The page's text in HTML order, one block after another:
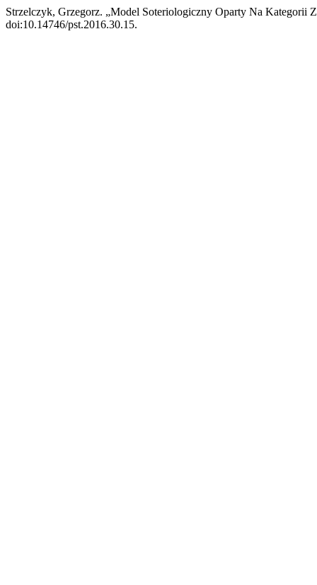
Strzelczyk, Grzegorz. „Model Soteriologiczny Oparty Na Kategorii
doi:10.14746/pst.2016.30.15.